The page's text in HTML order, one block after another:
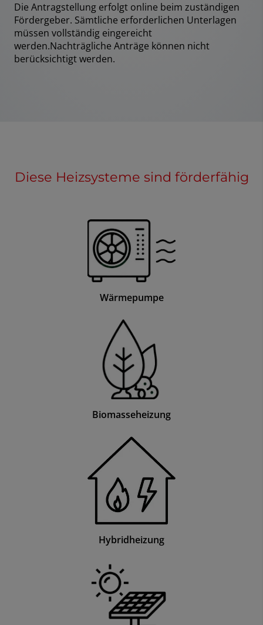
Die Antragstellung erfolgt online beim zuständigen
Fördergeber. Sämtliche erforderlichen Unterlagen
müssen vollständig eingereicht
werden.Nachträgliche Anträge können nicht
berücksichtigt werden.
Diese Heizsysteme sind förderfähig
Wärmepumpe
Biomasseheizung
Hybridheizung